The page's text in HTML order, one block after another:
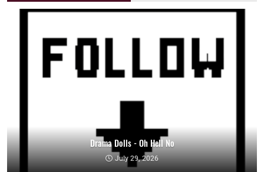
Drama Dolls - Oh Hell No
July 29, 2026